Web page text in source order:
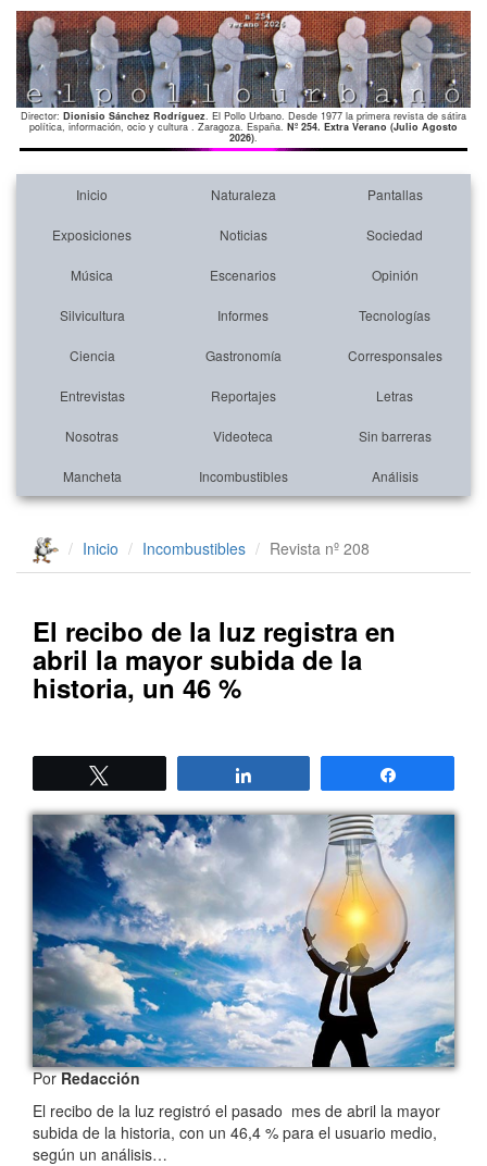
Director: Dionisio Sánchez Rodríguez. El Pollo Urbano. Desde 1977 la primera revista de sátira
política, información, ocio y cultura . Zaragoza. España. Nº 254. Extra Verano (Julio Agosto
2026).
Inicio Naturaleza Pantallas
Exposiciones Noticias Sociedad
Música Escenarios Opinión
Silvicultura Informes Tecnologías
Ciencia Gastronomía Corresponsales
Entrevistas Reportajes Letras
Nosotras Videoteca Sin barreras
Mancheta Incombustibles Análisis
Inicio Incombustibles Revista nº 208
El recibo de la luz registra en
abril la mayor subida de la
historia, un 46 %
PorRedacción
El recibo de la luz registró el pasado mes de abril la mayor
subida de la historia, con un 46,4 % para el usuario medio,
según un análisis…